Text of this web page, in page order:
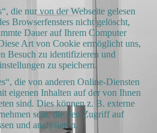
die nur von der Webseite gelesen
Browserfensters nicht gelöscht,
Dauer auf Ihrem Computer
Art von Cookie ermöglicht uns,
Besuch zu identifizieren und
zu speichern.
die von anderen Online-Diensten
eigenen Inhalten auf der von Ihnen
sind. Dies können z. B. externe
sein, die den Zugriff auf
und analysieren.